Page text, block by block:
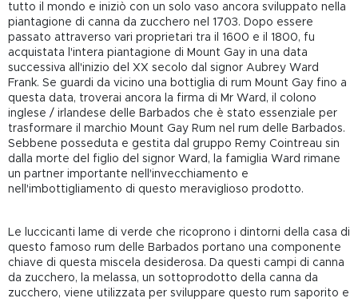
tutto il mondo e iniziò con un solo vaso ancora sviluppato nella
piantagione di canna da zucchero nel 1703. Dopo essere
passato attraverso vari proprietari tra il 1600 e il 1800, fu
acquistata l'intera piantagione di Mount Gay in una data
successiva all'inizio del XX secolo dal signor Aubrey Ward
Frank. Se guardi da vicino una bottiglia di rum Mount Gay fino a
questa data, troverai ancora la firma di Mr Ward, il colono
inglese / irlandese delle Barbados che è stato essenziale per
trasformare il marchio Mount Gay Rum nel rum delle Barbados.
Sebbene posseduta e gestita dal gruppo Remy Cointreau sin
dalla morte del figlio del signor Ward, la famiglia Ward rimane
un partner importante nell'invecchiamento e
nell'imbottigliamento di questo meraviglioso prodotto.
Le luccicanti lame di verde che ricoprono i dintorni della casa di
questo famoso rum delle Barbados portano una componente
chiave di questa miscela desiderosa. Da questi campi di canna
da zucchero, la melassa, un sottoprodotto della canna da
zucchero, viene utilizzata per sviluppare questo rum saporito e